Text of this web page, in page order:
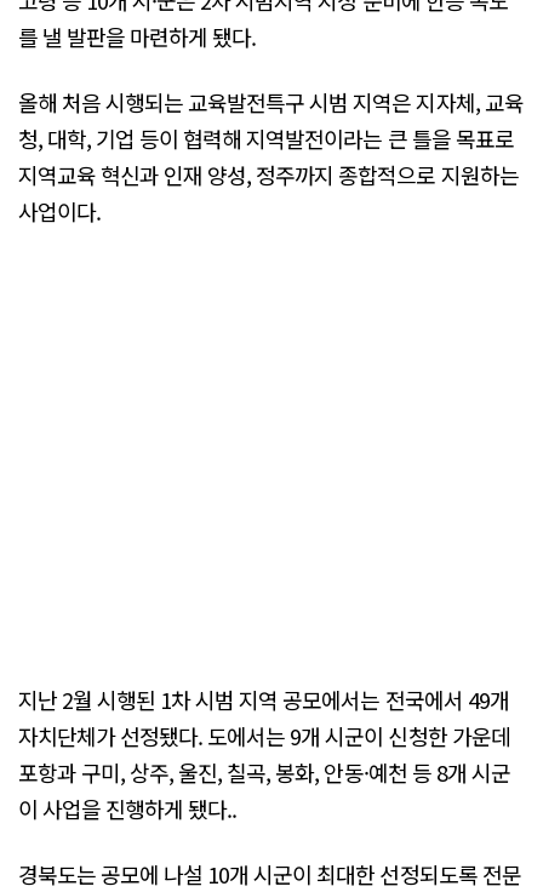
를 낼 발판을 마련하게 됐다.
올해 처음 시행되는 교육발전특구 시범 지역은 지자체, 교육
청, 대학, 기업 등이 협력해 지역발전이라는 큰 틀을 목표로
지역교육 혁신과 인재 양성, 정주까지 종합적으로 지원하는
사업이다.
지난 2월 시행된 1차 시범 지역 공모에서는 전국에서 49개
자치단체가 선정됐다. 도에서는 9개 시군이 신청한 가운데
포항과 구미, 상주, 울진, 칠곡, 봉화, 안동·예천 등 8개 시군
이 사업을 진행하게 됐다..
경북도는 공모에 나설 10개 시군이 최대한 선정되도록 전문